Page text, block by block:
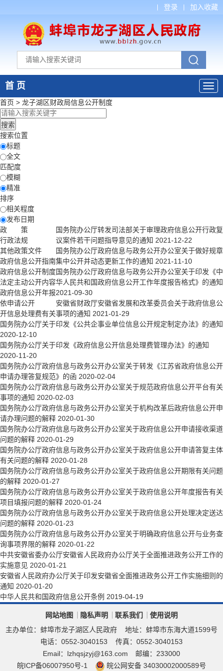
登录 加入收藏
首 页
首页 > 龙子湖区财政局信息公开制度
搜索位置
标题
全文
匹配度
模糊
精准
排序
相关程度
发布日期
政 策
行政法规
其他政策文件
政府信息公开指南
政府信息公开制度
法定主动公开内容
政府信息公开年报
依申请公开
国务院办公厅转发司法部关于审理政府信息公开行政复
议案件若干问题指导意见的通知 2021-12-22
国务院办公厅政府信息与政务公开办公室关于做好规章
集中公开并动态更新工作的通知 2021-11-10
国务院办公厅政府信息与政务公开办公室关于印发《中
华人民共和国政府信息公开工作年度报告格式》的通知
2021-09-30
安徽省财政厅安徽省发展和改革委员会关于政府信息公
开信息处理费有关事项的通知 2021-01-29
国务院办公厅关于印发《公共企事业单位信息公开规定制定办法》的通知
2020-12-10
国务院办公厅关于印发《政府信息公开信息处理费管理办法》的通知
2020-11-20
国务院办公厅政府信息与政务公开办公室关于转发《江苏省政府信息公开
申请办理答复规范》的函 2020-02-04
国务院办公厅政府信息与政务公开办公室关于规范政府信息公开平台有关
事项的通知 2020-02-03
国务院办公厅政府信息与政务公开办公室关于机构改革后政府信息公开申
请办理问题的解释 2020-01-30
国务院办公厅政府信息与政务公开办公室关于政府信息公开申请接收渠道
问题的解释 2020-01-29
国务院办公厅政府信息与政务公开办公室关于政府信息公开申请答复主体
有关问题的解释 2020-01-28
国务院办公厅政府信息与政务公开办公室关于政府信息公开期限有关问题
的解释 2020-01-27
国务院办公厅政府信息与政务公开办公室关于政府信息公开年度报告有关
项目填报问题的解释 2020-01-24
国务院办公厅政府信息与政务公开办公室关于政府信息公开处理决定送达
问题的解释 2020-01-23
国务院办公厅政府信息与政务公开办公室关于明确政府信息公开与业务查
询事项界限的解释 2020-01-22
中共安徽省委办公厅安徽省人民政府办公厅关于全面推进政务公开工作的
实施意见 2020-01-21
安徽省人民政府办公厅关于印发安徽省全面推进政务公开工作实施细则的
通知 2020-01-20
中华人民共和国政府信息公开条例 2019-04-19
网站地图 隐私声明 联系我们
使用说明
主办单位：蚌埠市龙子湖区人民政府
地址：蚌埠市东海大道1599号
电话：0552-3040153
传真：0552-3040153
Email：lzhqsjzyj@163.com
邮编：233000
皖ICP备06007950号-1
皖公网安备 34030002000589号